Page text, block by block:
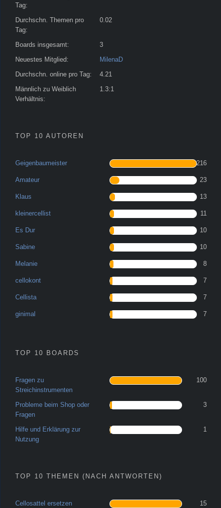
Tag:
Durchschn. Themen pro
Tag:
0.02
Boards insgesamt:
3
Neuestes Mitglied:
MilenaD
Durchschn. online pro Tag:
4.21
Männlich zu Weiblich
Verhältnis:
1.3:1
TOP 10 AUTOREN
Geigenbaumeister 216
Amateur 23
Klaus 13
kleinercellist 11
Es Dur 10
Sabine 10
Melanie 8
cellokont 7
Cellista 7
ginimal 7
TOP 10 BOARDS
Fragen zu
Streichinstrumenten
100
Probleme beim Shop oder
Fragen
3
Hilfe und Erklärung zur
Nutzung
1
TOP 10 THEMEN (NACH ANTWORTEN)
Cellosattel ersetzen 15